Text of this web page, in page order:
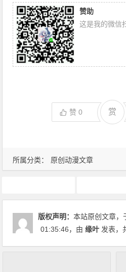
所属分类： 原创动漫文章
赞助
这是我的微信
赞0 赏
版权声明：本站原创文章，
01:35:46，由缘叶 发表，